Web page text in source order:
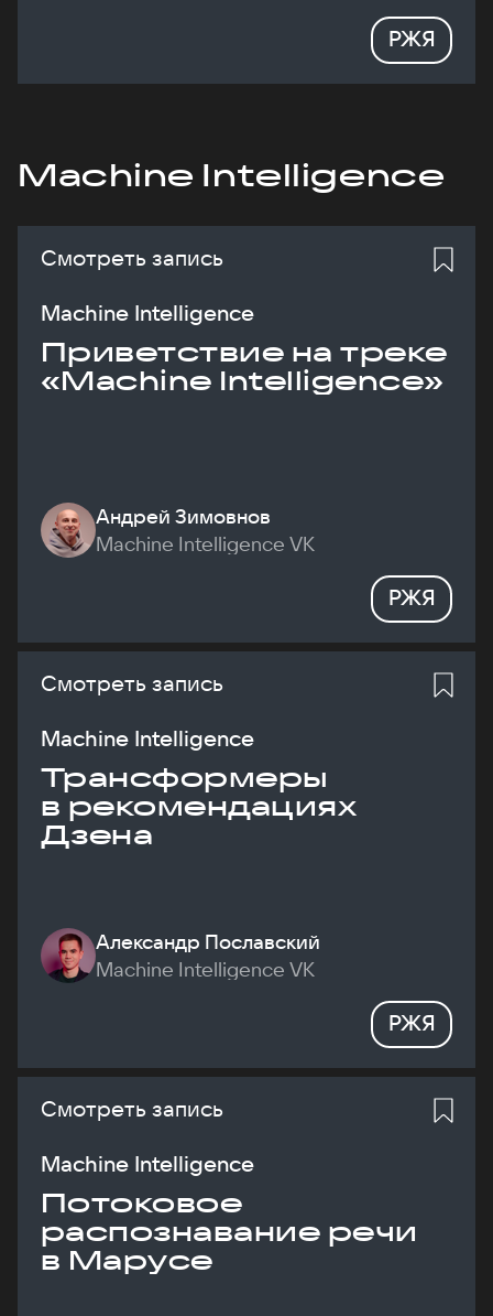
РЖЯ
Machine Intelligence
Смотреть запись
Machine Intelligence
Приветствие на треке
«Machine Intelligence»
Андрей Зимовнов
Machine Intelligence VK
РЖЯ
Смотреть запись
Machine Intelligence
Трансформеры
в рекомендациях
Дзена
Александр Пославский
Machine Intelligence VK
РЖЯ
Смотреть запись
Machine Intelligence
Потоковое
распознавание речи
в Марусе